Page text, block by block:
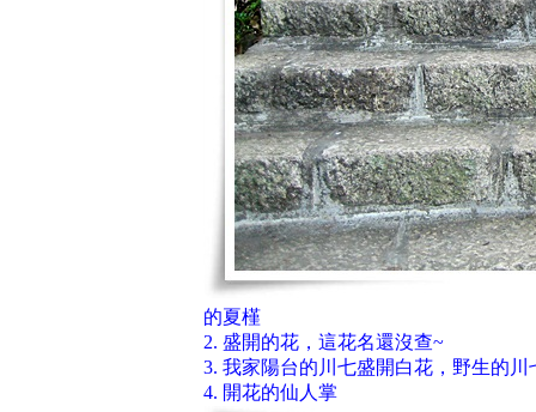
的夏槿
2. 盛開的花，這花名還沒查~
3. 我家陽台的川七盛開白花，野生的川
4. 開花的仙人掌